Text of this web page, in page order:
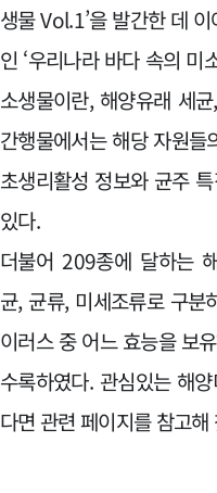
생물 Vol.1’을 발간한 데
인 ‘우리나라 바다 속의 미
소생물이란, 해양유래 세
간행물에서는 해당 자원
초생리활성 정보와 균주
있다.
더불어 209종에 달하는
균, 균류, 미세조류로 구분
이러스 중 어느 효능을 보
수록하였다. 관심있는 해
다면 관련 페이지를 참고해